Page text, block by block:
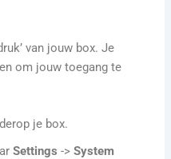
van jouw box. Je
om jouw toegang te
je box.
Settings ->System